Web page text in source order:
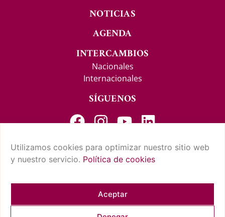
Utilizamos cookies para optimizar nuestro sitio web
y nuestro servicio. Política de cookies
Aceptar
NOTICIAS
AGENDA
INTERCAMBIOS
Nacionales
Internacionales
SÍGUENOS
CONTACTO Y SUGERENCIAS
AVISO LEGAL
CUMPLIMIENTO NORMATIVO